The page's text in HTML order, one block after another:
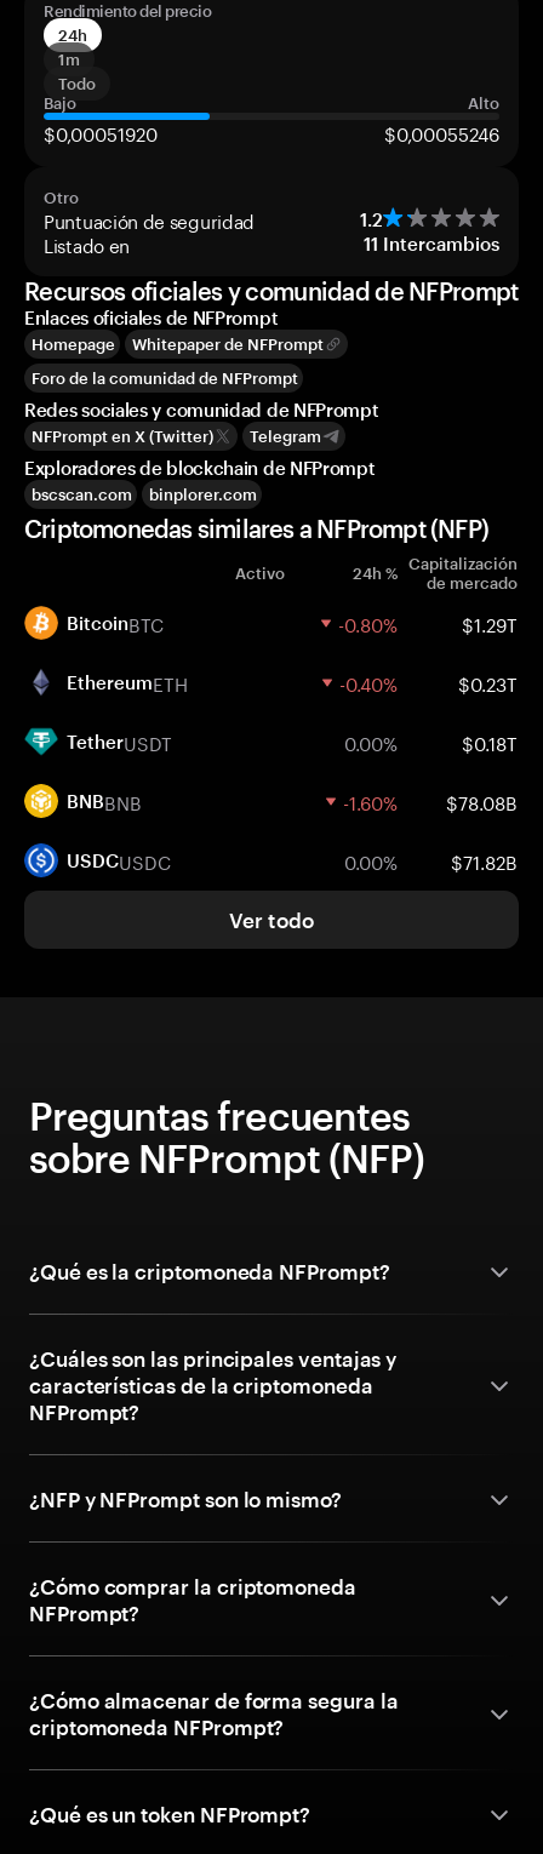
Rendimiento del precio
24h
1m
Todo
Bajo
Alto
$0,00051920 $0,00055246
Otro
Puntuación de seguridad 1.2
Listado en 11 Intercambios
Recursos oficiales y comunidad de NFPrompt
Enlaces oficiales de NFPrompt
Homepage
Whitepaper de NFPrompt
Foro de la comunidad de NFPrompt
Redes sociales y comunidad de NFPrompt
NFPrompt en X (Twitter) Telegram
Exploradores de blockchain de NFPrompt
bscscan.com binplorer.com
Criptomonedas similares a NFPrompt (NFP)
Activo 24h % Capitalización
de mercado
BitcoinBTC -0.80% $1.29T
EthereumETH -0.40% $0.23T
TetherUSDT 0.00% $0.18T
BNBBNB -1.60% $78.08B
USDCUSDC 0.00% $71.82B
Ver todo
Preguntas frecuentes
sobre NFPrompt (NFP)
¿Qué es la criptomoneda NFPrompt?
¿Cuáles son las principales ventajas y
características de la criptomoneda
NFPrompt?
¿NFP y NFPrompt son lo mismo?
¿Cómo comprar la criptomoneda
NFPrompt?
¿Cómo almacenar de forma segura la
criptomoneda NFPrompt?
¿Qué es un token NFPrompt?